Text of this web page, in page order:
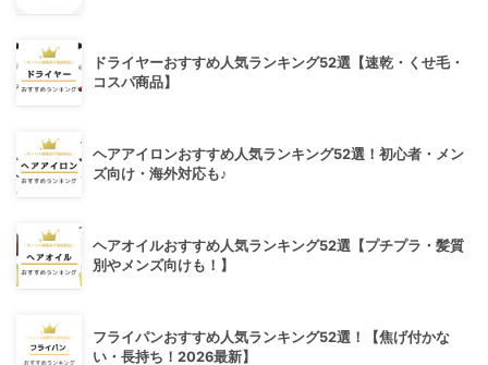
ドライヤーおすすめ人気ランキング52選【速乾・くせ毛・
コスパ商品】
ヘアアイロンおすすめ人気ランキング52選！初心者・メン
ズ向け・海外対応も♪
ヘアオイルおすすめ人気ランキング52選【プチプラ・髪質
別やメンズ向けも！】
フライパンおすすめ人気ランキング52選！【焦げ付かな
い・長持ち！2026最新】